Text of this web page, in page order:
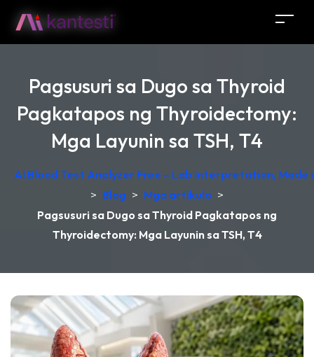
Pagsusuri sa Dugo sa Thyroid
Pagkatapos ng Thyroidectomy:
Mga Layunin sa TSH, T4
AI Blood Test Analyzer Free – Lab Interpretation, Made
> Blog > Mga artikulo >
Pagsusuri sa Dugo sa Thyroid Pagkatapos ng
Thyroidectomy: Mga Layunin sa TSH, T4